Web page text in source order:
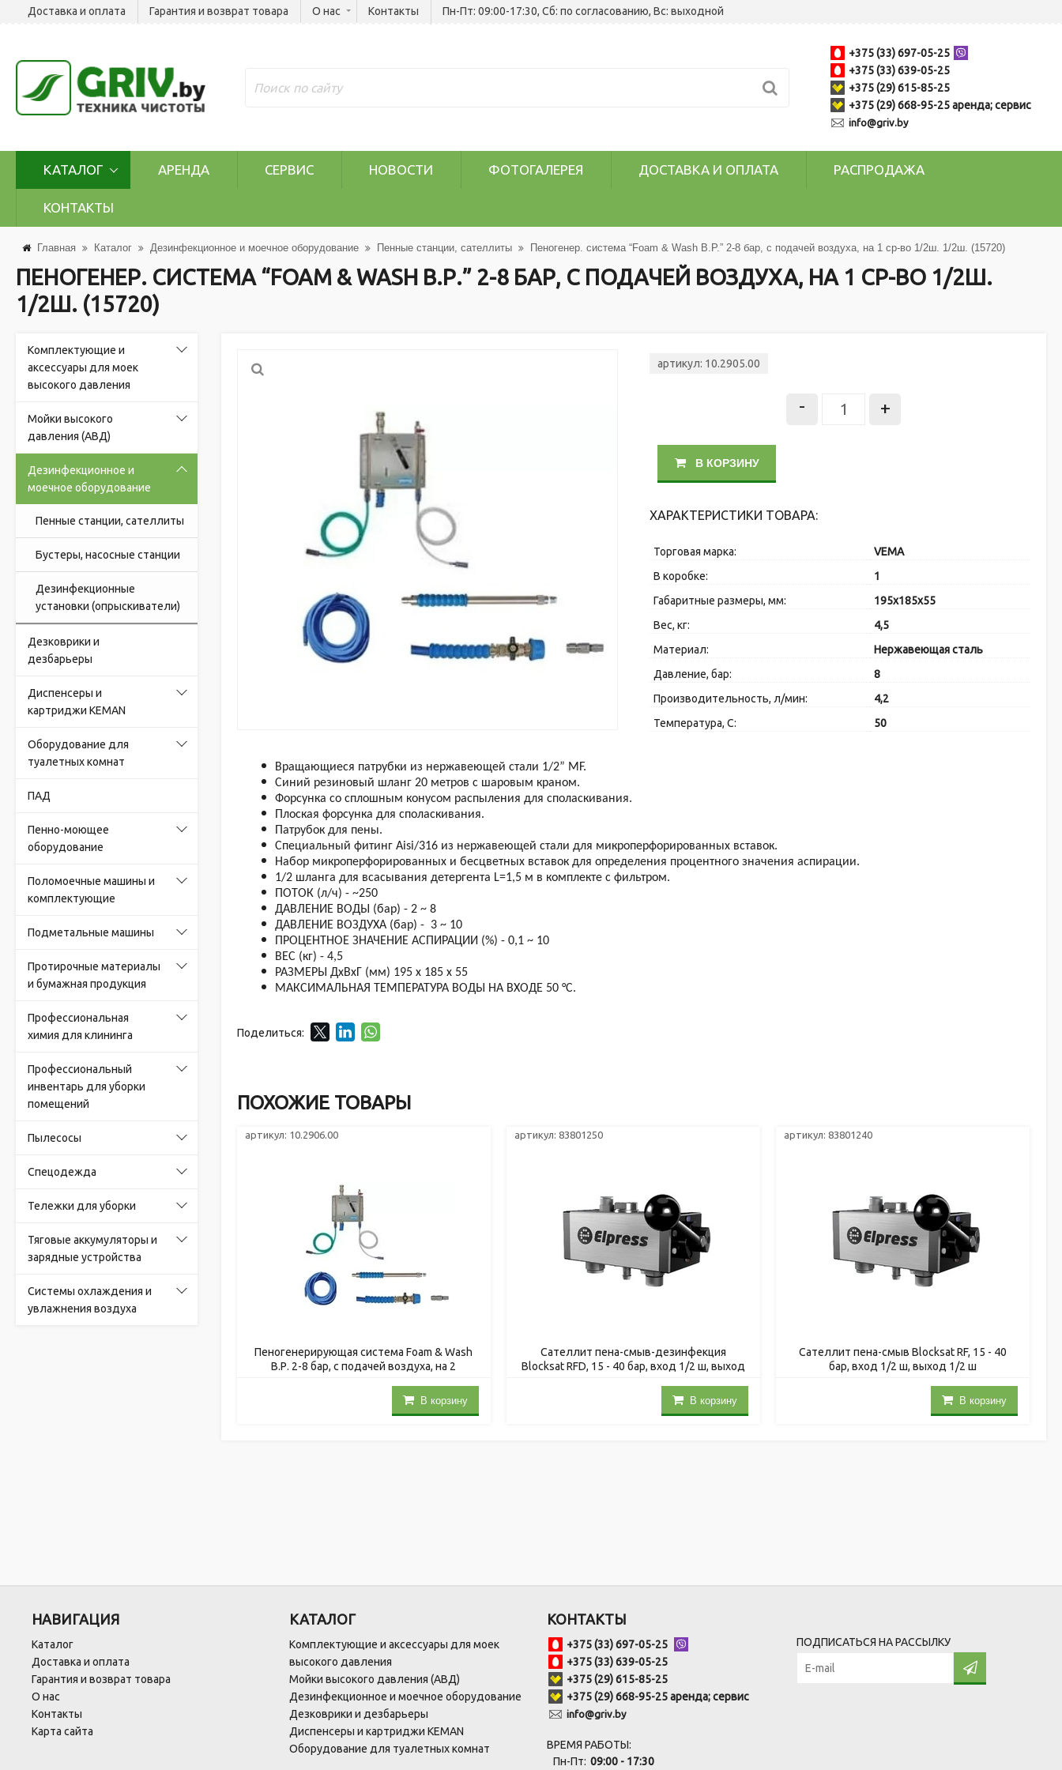
Доставка и оплата Гарантия и возврат товара О нас Контакты Пн-Пт: 09:00-17:30, Сб: по согласованию, Вс: выходной
+375 (33) 697-05-25
+375 (33) 639-05-25
+375 (29) 615-85-25
+375 (29) 668-95-25 аренда; сервис
info@griv.by
КАТАЛОГ АРЕНДА СЕРВИС НОВОСТИ ФОТОГАЛЕРЕЯ ДОСТАВКА И ОПЛАТА РАСПРОДАЖА
КОНТАКТЫ
Главная Каталог Дезинфекционное и моечное оборудование Пенные станции, сателлиты Пеногенер. система “Foam & Wash B.Р.” 2-8 бар, с подачей воздуха, на 1 ср-во 1/2ш. 1/2ш. (15720)
ПЕНОГЕНЕР. СИСТЕМА “FOAM & WASH B.Р.” 2-8 БАР, С ПОДАЧЕЙ ВОЗДУХА, НА 1 СР-ВО 1/2Ш.
1/2Ш. (15720)
Комплектующие и
аксессуары для моек
высокого давления
Мойки высокого
давления (АВД)
Дезинфекционное и
моечное оборудование
Пенные станции, сателлиты
Бустеры, насосные станции
Дезинфекционные
установки (опрыскиватели)
Дезковрики и
дезбарьеры
Диспенсеры и
картриджи KEMAN
Оборудование для
туалетных комнат
ПАД
Пенно-моющее
оборудование
Поломоечные машины и
комплектующие
Подметальные машины
Протирочные материалы
и бумажная продукция
Профессиональная
химия для клининга
Профессиональный
инвентарь для уборки
помещений
Пылесосы
Спецодежда
Тележки для уборки
Тяговые аккумуляторы и
зарядные устройства
Системы охлаждения и
увлажнения воздуха
артикул: 10.2905.00
- +
В КОРЗИНУ
ХАРАКТЕРИСТИКИ ТОВАРА:
Торговая марка:
VEMA
В коробке:
1
Габаритные размеры, мм:
195x185x55
Вес, кг:
4,5
Материал:
Нержавеющая сталь
Давление, бар:
8
Производительность, л/мин:
4,2
Температура, C:
50
Вращающиеся патрубки из нержавеющей стали 1/2” MF.
Синий резиновый шланг 20 метров с шаровым краном.
Форсунка со сплошным конусом распыления для споласкивания.
Плоская форсунка для споласкивания.
Патрубок для пены.
Специальный фитинг Aisi/316 из нержавеющей стали для микроперфорированных вставок.
Набор микроперфорированных и бесцветных вставок для определения процентного значения аспирации.
1/2 шланга для всасывания детергента L=1,5 м в комплекте с фильтром.
ПОТОК (л/ч) - ~250
ДАВЛЕНИЕ ВОДЫ (бар) - 2 ~ 8
ДАВЛЕНИЕ ВОЗДУХА (бар) - 3 ~ 10
ПРОЦЕНТНОЕ ЗНАЧЕНИЕ АСПИРАЦИИ (%) - 0,1 ~ 10
ВЕС (кг) - 4,5
РАЗМЕРЫ ДxВxГ (мм) 195 x 185 x 55
МАКСИМАЛЬНАЯ ТЕМПЕРАТУРА ВОДЫ НА ВХОДЕ 50 °C.
Поделиться:
ПОХОЖИЕ ТОВАРЫ
артикул: 10.2906.00
Пеногенерирующая система Foam & Wash
B.Р. 2-8 бар, с подачей воздуха, на 2
В корзину
артикул: 83801250
Сателлит пена-смыв-дезинфекция
Blocksat RFD, 15 - 40 бар, вход 1/2 ш, выход
В корзину
артикул: 83801240
Сателлит пена-смыв Blocksat RF, 15 - 40
бар, вход 1/2 ш, выход 1/2 ш
В корзину
НАВИГАЦИЯ
Каталог
Доставка и оплата
Гарантия и возврат товара
О нас
Контакты
Карта сайта
КАТАЛОГ
Комплектующие и аксессуары для моек
высокого давления
Мойки высокого давления (АВД)
Дезинфекционное и моечное оборудование
Дезковрики и дезбарьеры
Диспенсеры и картриджи KEMAN
Оборудование для туалетных комнат
КОНТАКТЫ
+375 (33) 697-05-25
+375 (33) 639-05-25
+375 (29) 615-85-25
+375 (29) 668-95-25 аренда; сервис
info@griv.by
ВРЕМЯ РАБОТЫ:
Пн-Пт: 09:00 - 17:30
ПОДПИСАТЬСЯ НА РАССЫЛКУ